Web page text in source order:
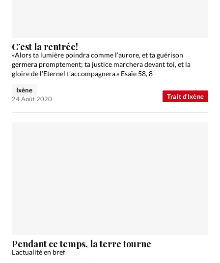
Trait d'Ixène
C’est la rentrée!
«Alors ta lumière poindra comme l’aurore, et ta guérison
germera promptement; ta justice marchera devant toi, et la
gloire de l’Eternel t’accompagnera.» Esaïe 58, 8
Ixène
24 Août 2020
Pendant ce temps, la terre tourne
L'actualité en bref